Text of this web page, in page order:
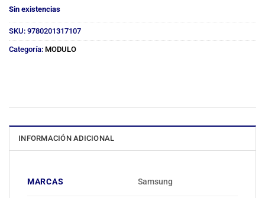
Sin existencias
SKU: 9780201317107
Categoría: MODULO
INFORMACIÓN ADICIONAL
MARCAS Samsung